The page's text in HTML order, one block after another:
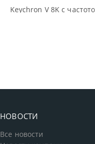
Keychron V 8K с
НОВОСТИ
Все новости